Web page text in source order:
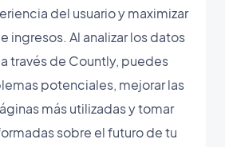
del usuario y maximizar
ingresos. Al analizar los datos
través de Countly, puedes
potenciales, mejorar las
más utilizadas y tomar
sobre el futuro de tu